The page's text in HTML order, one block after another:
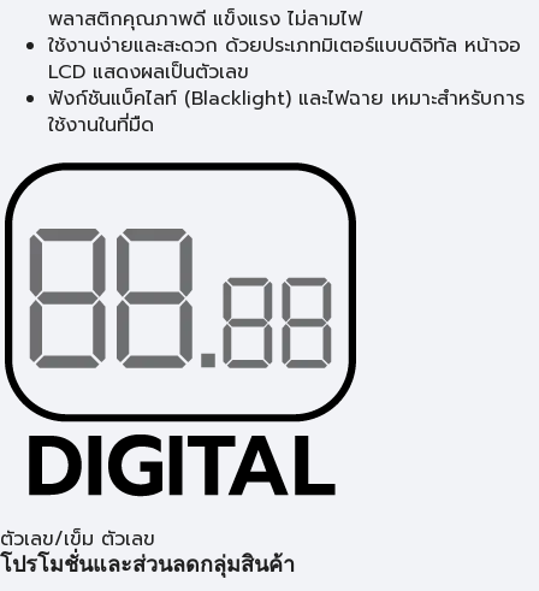
พลาสติกคุณภาพดี แข็งแรง ไม่ลามไฟ
ใช้งานง่ายและสะดวก ด้วยประเภทมิเตอร์แบบดิจิทัล หน้าจอ
LCD แสดงผลเป็นตัวเลข
ฟังก์ชันแบ็คไลท์ (Blacklight) และไฟฉาย เหมาะสำหรับการ
ใช้งานในที่มืด
ตัวเลข/เข็ม ตัวเลข
โปรโมชั่นและส่วนลดกลุ่มสินค้า